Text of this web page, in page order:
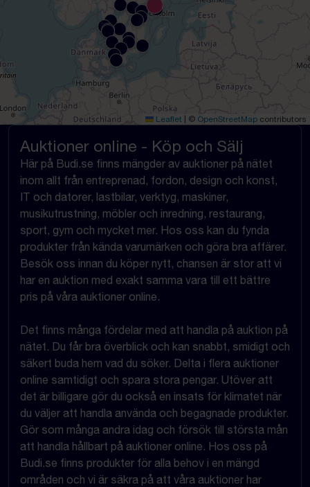
Leaflet © OpenStreetMap contributors
Auktioner online - Köp och Sälj
Här på Budi.se finns mängder av auktioner på nätet
inom allt från entreprenad, fordon, design och konst,
IT och datorer, lastbilar, verktyg, maskiner,
musikutrustning, möbler och inredning, restaurang,
sport, gym och mycket mer. Hos oss kan du fynda
produkter från kända varumärken och göra bra affärer.
Besök oss innan du köper nytt, chansen är stor att vi
har en auktion med exakt samma vara till ett bättre
pris på våra auktioner online.
Det finns många fördelar med att handla på auktion på
nätet. Du får bra överblick och kan snabbt, smidigt och
säkert buda hem vad du söker. Delta i flera auktioner
online samtidigt och spara stora pengar. Utöver att
det är billigare gör du också en insats för klimatet när
du väljer att handla använda och begagnade produkter.
Gör som många andra idag och försök till största mån
att handla hållbart på auktioner online. Hos oss på
Budi.se finns produkter för alla behov i en mängd
områden och vi är säkra på att våra auktioner har